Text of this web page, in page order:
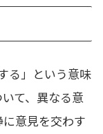
る」という意味
て、異なる意
意見を交わす